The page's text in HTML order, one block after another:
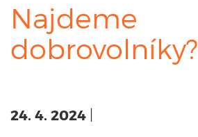
Najdeme
dobrovolníky?
24. 4. 2024